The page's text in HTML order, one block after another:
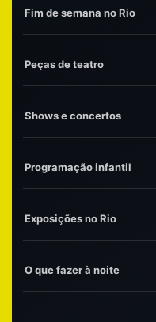
Fim de semana no Rio
Peças de teatro
Shows e concertos
Programação infantil
Exposições no Rio
O que fazer à noite